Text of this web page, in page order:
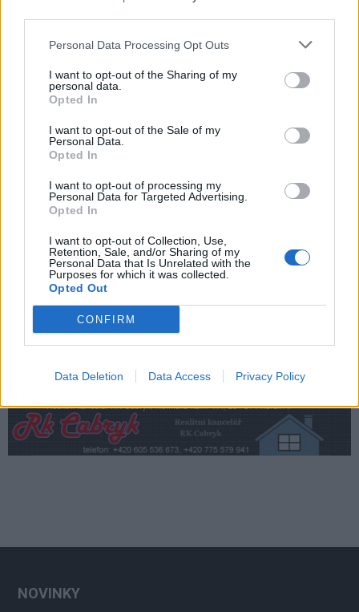
Personal Data Processing Opt Outs
I want to opt-out of the Sharing of my
personal data.
Opted In
I want to opt-out of the Sale of my
Personal Data.
Opted In
I want to opt-out of processing my
Personal Data for Targeted Advertising.
Opted In
I want to opt-out of Collection, Use,
Retention, Sale, and/or Sharing of my
Personal Data that Is Unrelated with the
Purposes for which it was collected.
Opted Out
CONFIRM
Data Deletion Data Access Privacy Policy
Zpravodajství
výborné podmínky. Horší voda je jen na
Živohošti
Příbram modernizuje parkovací automaty.
Přibudou i tři nové poblíž Svaté Hory
Zpravodajství
Středočeský kraj upravil pravidla soutěže.
vzniku odpadu
NOVINKY